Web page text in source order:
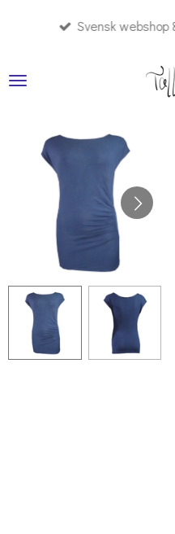
Svensk